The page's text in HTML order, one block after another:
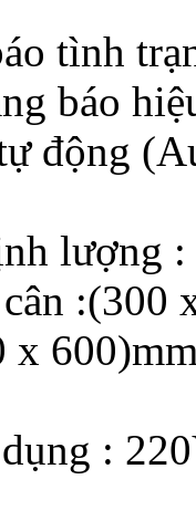
tình
báo
động
lượng
:(300
x
: